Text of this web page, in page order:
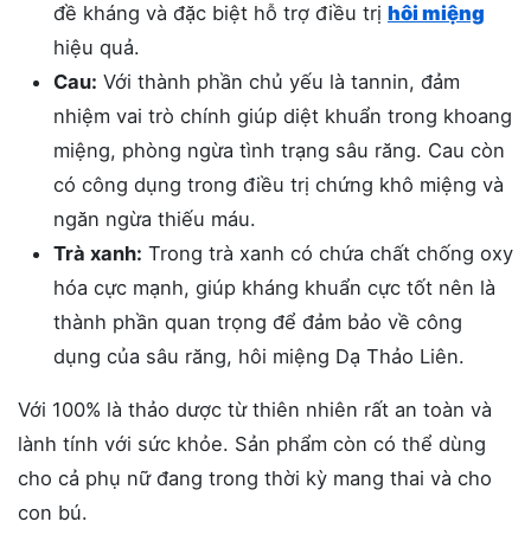
đề kháng và đặc biệt hỗ trợ điều trị hôi miệng
hiệu quả.
Cau: Với thành phần chủ yếu là tannin, đảm
nhiệm vai trò chính giúp diệt khuẩn trong khoang
miệng, phòng ngừa tình trạng sâu răng. Cau còn
có công dụng trong điều trị chứng khô miệng và
ngăn ngừa thiếu máu.
Trà xanh: Trong trà xanh có chứa chất chống oxy
hóa cực mạnh, giúp kháng khuẩn cực tốt nên là
thành phần quan trọng để đảm bảo về công
dụng của sâu răng, hôi miệng Dạ Thảo Liên.
Với 100% là thảo dược từ thiên nhiên rất an toàn và
lành tính với sức khỏe. Sản phẩm còn có thể dùng
cho cả phụ nữ đang trong thời kỳ mang thai và cho
con bú.